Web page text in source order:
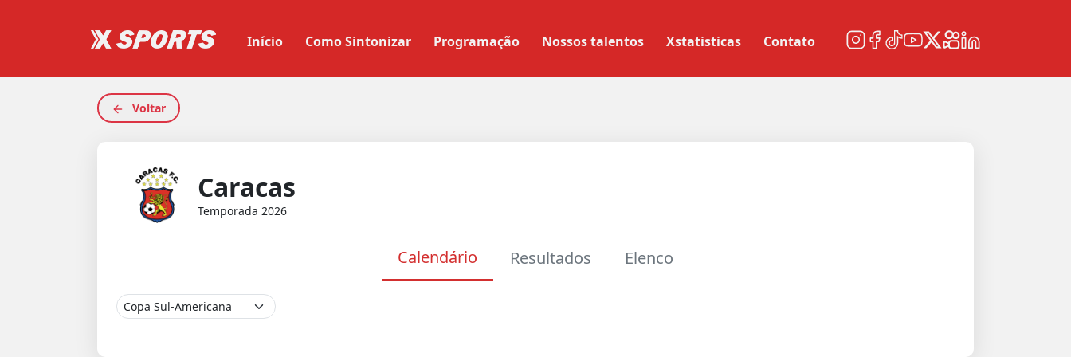
Início Como Sintonizar Programação Nossos talentos Xstatisticas Contato
Voltar
Caracas
Temporada 2026
Calendário Resultados Elenco